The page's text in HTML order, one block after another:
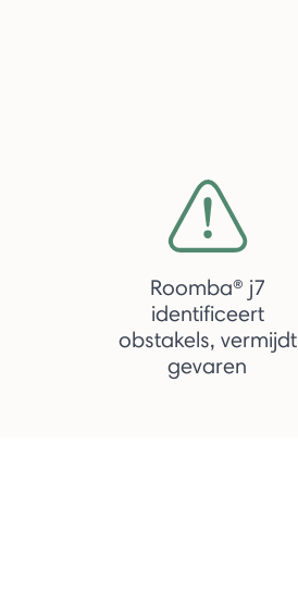
Roomba® j7
identificeert
obstakels, vermijdt
gevaren